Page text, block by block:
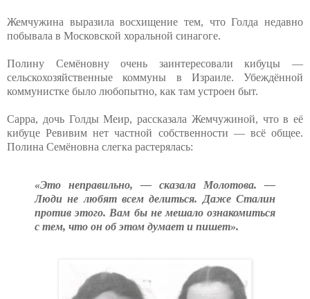
Жемчужина выразила восхищение тем, что Голда недавно
побывала в Московской хоральной синагоге.
Полину Семёновну очень заинтересовали кибуцы —
сельскохозяйственные коммуны в Израиле. Убеждённой
коммунистке было любопытно, как там устроен быт.
Сарра, дочь Голды Меир, рассказала Жемчужиной, что в её
кибуце Ревивим нет частной собственности — всё общее.
Полина Семёновна слегка растерялась:
«Это неправильно, — сказала Молотова. —
Люди не любят всем делиться. Даже Сталин
против этого. Вам бы не мешало ознакомиться
с тем, что он об этом думает и пишет».